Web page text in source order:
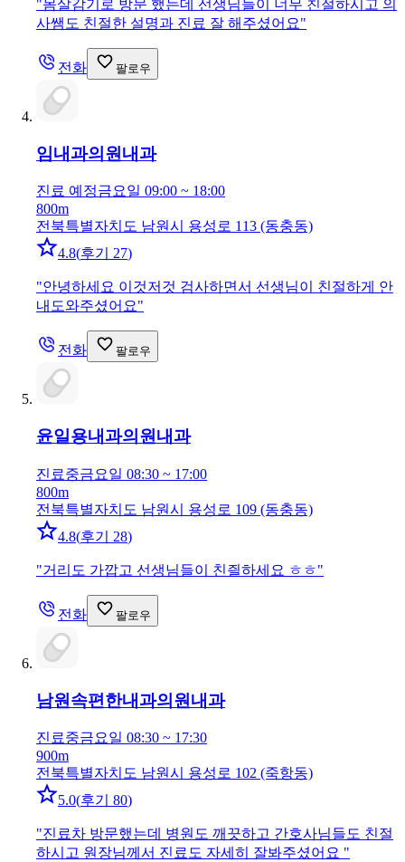
"몸살감기로 방문 했는데 선생님들이 너무 친절하시고 의
사쌤도 친절한 설명과 진료 잘 해주셨어요"
전화 팔로우
임내과의원 내과
진료 예정금요일 09:00 ~ 18:00
800m
전북특별자치도 남원시 용성로 113 (동충동)
4.8(후기 27)
"안녕하세요 이것저것 검사하면서 선생님이 친절하게 안
내도와주셨어요"
전화 팔로우
윤일용내과의원 내과
진료중금요일 08:30 ~ 17:00
800m
전북특별자치도 남원시 용성로 109 (동충동)
4.8(후기 28)
"거리도 가깝고 선생님들이 친즬하세요 ㅎㅎ"
전화 팔로우
남원속편한내과의원 내과
진료중금요일 08:30 ~ 17:30
900m
전북특별자치도 남원시 용성로 102 (죽항동)
5.0(후기 80)
"진료차 방문했는데 병원도 깨끗하고 간호사님들도 친절
하시고 원장님께서 진료도 자세히 잘봐주셨어요 "